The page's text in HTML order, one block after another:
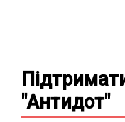
"Антидот"